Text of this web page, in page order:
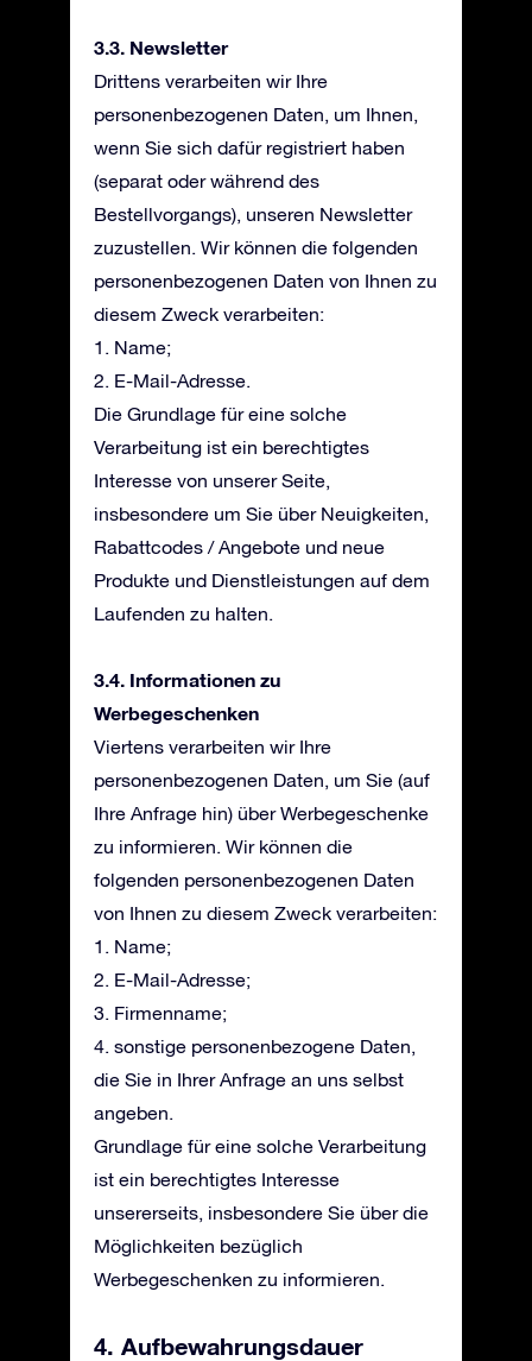
3.3. Newsletter
Drittens verarbeiten wir Ihre
personenbezogenen Daten, um Ihnen,
wenn Sie sich dafür registriert haben
(separat oder während des
Bestellvorgangs), unseren Newsletter
zuzustellen. Wir können die folgenden
personenbezogenen Daten von Ihnen zu
diesem Zweck verarbeiten:
1. Name;
2. E-Mail-Adresse.
Die Grundlage für eine solche
Verarbeitung ist ein berechtigtes
Interesse von unserer Seite,
insbesondere um Sie über Neuigkeiten,
Rabattcodes / Angebote und neue
Produkte und Dienstleistungen auf dem
Laufenden zu halten.
3.4. Informationen zu
Werbegeschenken
Viertens verarbeiten wir Ihre
personenbezogenen Daten, um Sie (auf
Ihre Anfrage hin) über Werbegeschenke
zu informieren. Wir können die
folgenden personenbezogenen Daten
von Ihnen zu diesem Zweck verarbeiten:
1. Name;
2. E-Mail-Adresse;
3. Firmenname;
4. sonstige personenbezogene Daten,
die Sie in Ihrer Anfrage an uns selbst
angeben.
Grundlage für eine solche Verarbeitung
ist ein berechtigtes Interesse
unsererseits, insbesondere Sie über die
Möglichkeiten bezüglich
Werbegeschenken zu informieren.
4. Aufbewahrungsdauer